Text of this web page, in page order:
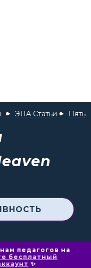
ЭЛА Статьи Пять
педагогов на
бесплатный
✨